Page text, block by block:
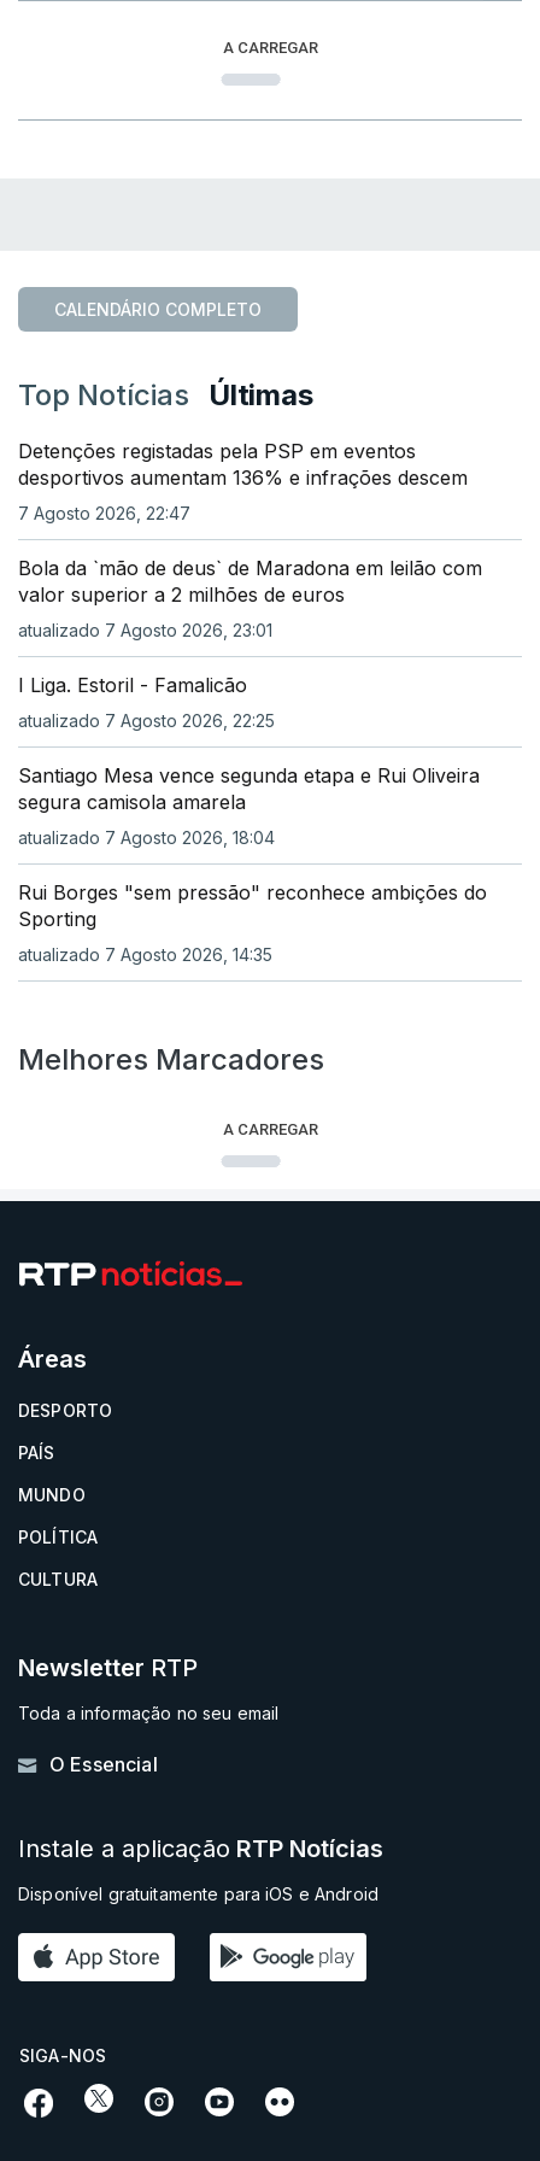
A CARREGAR
CALENDÁRIO COMPLETO
Top Notícias Últimas
Detenções registadas pela PSP em eventos
desportivos aumentam 136% e infrações descem
7 Agosto 2026, 22:47
Bola da `mão de deus` de Maradona em leilão com
valor superior a 2 milhões de euros
atualizado 7 Agosto 2026, 23:01
I Liga. Estoril - Famalicão
atualizado 7 Agosto 2026, 22:25
Santiago Mesa vence segunda etapa e Rui Oliveira
segura camisola amarela
atualizado 7 Agosto 2026, 18:04
Rui Borges "sem pressão" reconhece ambições do
Sporting
atualizado 7 Agosto 2026, 14:35
Melhores Marcadores
A CARREGAR
Áreas
DESPORTO
PAÍS
MUNDO
POLÍTICA
CULTURA
Newsletter RTP
Toda a informação no seu email
O Essencial
Instale a aplicação RTP Notícias
Disponível gratuitamente para iOS e Android
SIGA-NOS